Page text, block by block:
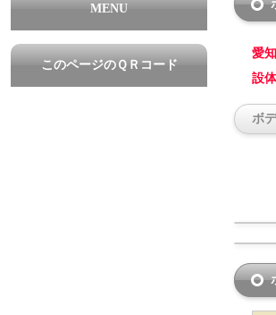
愛
設
ボ
MENU
このページのＱＲコード